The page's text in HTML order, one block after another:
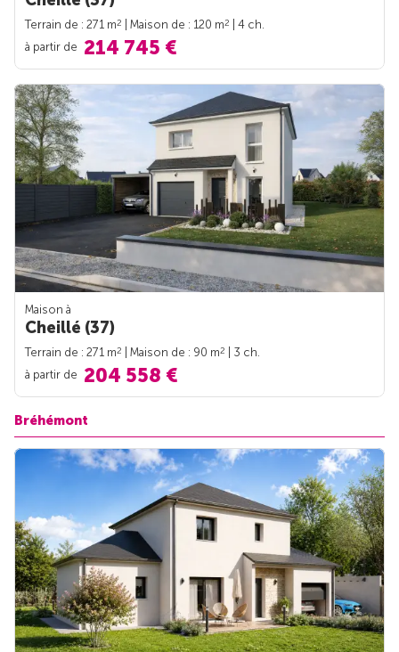
Terrain de : 271 m2 | Maison de : 120 m2
| 4 ch.
à partir de 214 745 €
Maison à
Cheillé (37)
Terrain de : 271 m2 | Maison de : 90 m2
| 3 ch.
à partir de 204 558 €
Bréhémont